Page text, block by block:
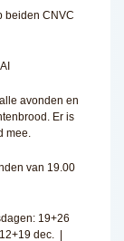
beiden CNVC
avonden en
Er is
mee.
van 19.00
19+26
dec. |